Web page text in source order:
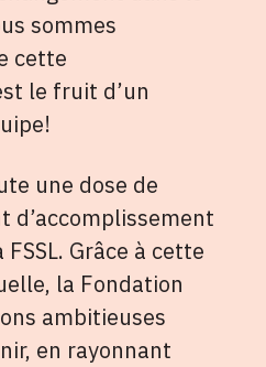
sommes
cette
le fruit d’un
une dose de
d’accomplissement
Grâce à cette
la Fondation
ambitieuses
en rayonnant